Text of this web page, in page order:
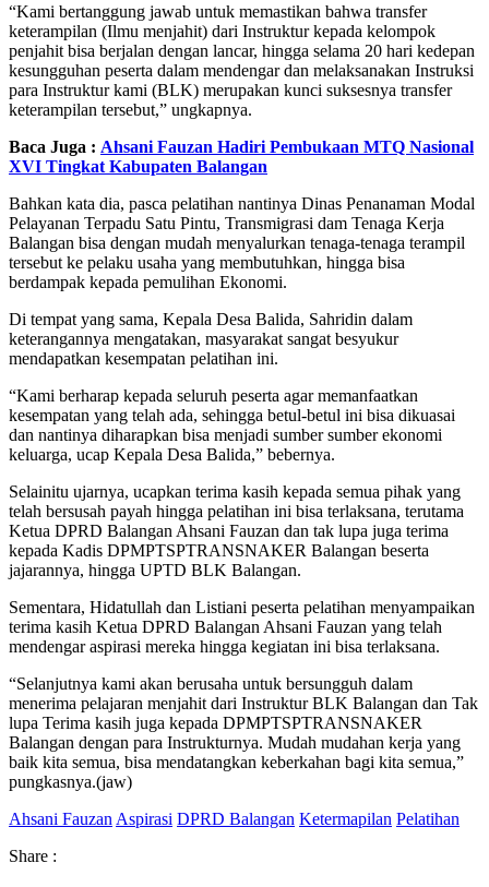
“Kami bertanggung jawab untuk memastikan bahwa transfer
keterampilan (Ilmu menjahit) dari Instruktur kepada kelompok
penjahit bisa berjalan dengan lancar, hingga selama 20 hari kedepan
kesungguhan peserta dalam mendengar dan melaksanakan Instruksi
para Instruktur kami (BLK) merupakan kunci suksesnya transfer
keterampilan tersebut,” ungkapnya.
Baca Juga : Ahsani Fauzan Hadiri Pembukaan MTQ Nasional
XVI Tingkat Kabupaten Balangan
Bahkan kata dia, pasca pelatihan nantinya Dinas Penanaman Modal
Pelayanan Terpadu Satu Pintu, Transmigrasi dam Tenaga Kerja
Balangan bisa dengan mudah menyalurkan tenaga-tenaga terampil
tersebut ke pelaku usaha yang membutuhkan, hingga bisa
berdampak kepada pemulihan Ekonomi.
Di tempat yang sama, Kepala Desa Balida, Sahridin dalam
keterangannya mengatakan, masyarakat sangat besyukur
mendapatkan kesempatan pelatihan ini.
“Kami berharap kepada seluruh peserta agar memanfaatkan
kesempatan yang telah ada, sehingga betul-betul ini bisa dikuasai
dan nantinya diharapkan bisa menjadi sumber sumber ekonomi
keluarga, ucap Kepala Desa Balida,” bebernya.
Selainitu ujarnya, ucapkan terima kasih kepada semua pihak yang
telah bersusah payah hingga pelatihan ini bisa terlaksana, terutama
Ketua DPRD Balangan Ahsani Fauzan dan tak lupa juga terima
kepada Kadis DPMPTSPTRANSNAKER Balangan beserta
jajarannya, hingga UPTD BLK Balangan.
Sementara, Hidatullah dan Listiani peserta pelatihan menyampaikan
terima kasih Ketua DPRD Balangan Ahsani Fauzan yang telah
mendengar aspirasi mereka hingga kegiatan ini bisa terlaksana.
“Selanjutnya kami akan berusaha untuk bersungguh dalam
menerima pelajaran menjahit dari Instruktur BLK Balangan dan Tak
lupa Terima kasih juga kepada DPMPTSPTRANSNAKER
Balangan dengan para Instrukturnya. Mudah mudahan kerja yang
baik kita semua, bisa mendatangkan keberkahan bagi kita semua,”
pungkasnya.(jaw)
Ahsani Fauzan Aspirasi DPRD Balangan Ketermapilan Pelatihan
Share :